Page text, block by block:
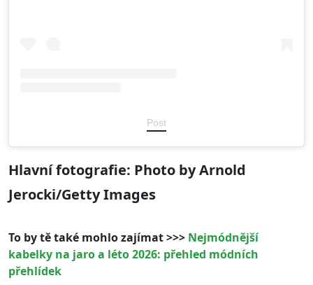
Post
Hlavní fotografie: Photo by Arnold
Jerocki/Getty Images
To by tě také mohlo zajímat >>> Nejmódnější
kabelky na jaro a léto 2026: přehled módních
přehlídek